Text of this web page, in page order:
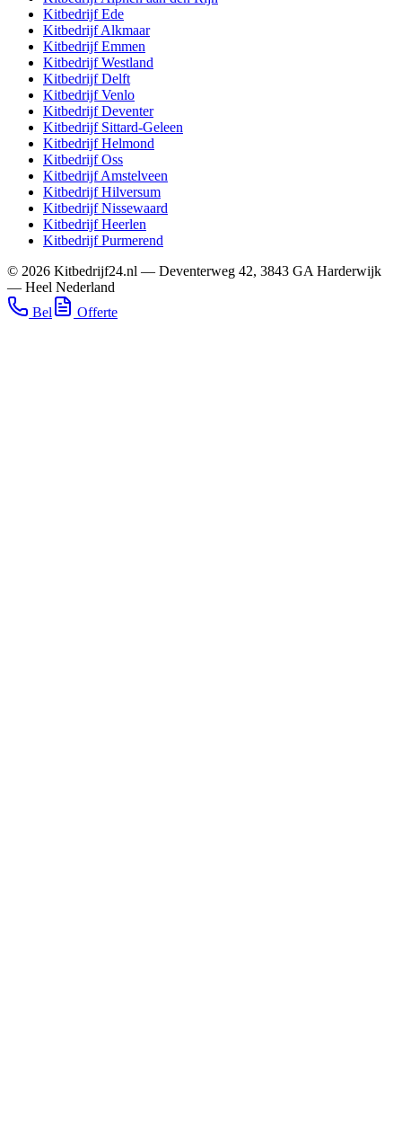
KitbedrijfEde
KitbedrijfAlkmaar
KitbedrijfEmmen
KitbedrijfWestland
KitbedrijfDelft
KitbedrijfVenlo
KitbedrijfDeventer
Kitbedrijf Sittard-Geleen
KitbedrijfHelmond
KitbedrijfOss
KitbedrijfAmstelveen
KitbedrijfHilversum
KitbedrijfNissewaard
KitbedrijfHeerlen
KitbedrijfPurmerend
© 2026 Kitbedrijf24.nl — Deventerweg 42, 3843 GA Harderwijk
— Heel Nederland
Bel
Offerte